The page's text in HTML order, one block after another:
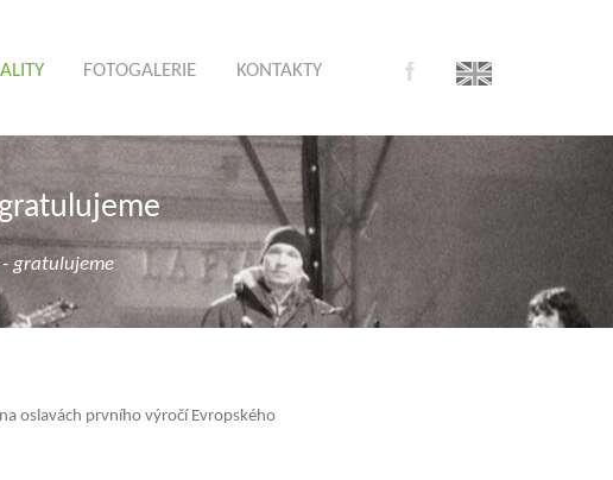
FOTOGALERIE KONTAKTY
gratulujeme
oslavách prvního výročí Evropského